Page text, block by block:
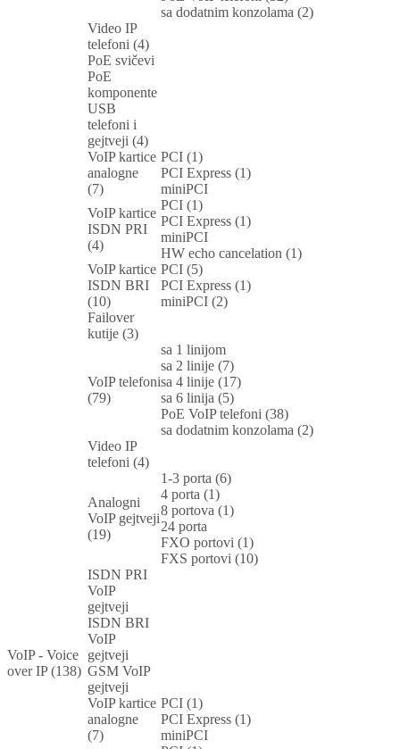
sa dodatnim konzolama (2)
Video IP
telefoni (4)
PoE svičevi
PoE
komponente
USB
telefoni i
gejtveji (4)
VoIP kartice
analogne
(7)
PCI (1)
PCI Express (1)
miniPCI
VoIP kartice
ISDN PRI
(4)
PCI (1)
PCI Express (1)
miniPCI
HW echo cancelation (1)
VoIP kartice
ISDN BRI
(10)
PCI (5)
PCI Express (1)
miniPCI (2)
Failover
kutije (3)
VoIP - Voice
over IP (138)
VoIP telefoni
(79)
sa 1 linijom
sa 2 linije (7)
sa 4 linije (17)
sa 6 linija (5)
PoE VoIP telefoni (38)
sa dodatnim konzolama (2)
Video IP
telefoni (4)
Analogni
VoIP gejtveji
(19)
1-3 porta (6)
4 porta (1)
8 portova (1)
24 porta
FXO portovi (1)
FXS portovi (10)
ISDN PRI
VoIP
gejtveji
ISDN BRI
VoIP
gejtveji
GSM VoIP
gejtveji
VoIP kartice
analogne
(7)
PCI (1)
PCI Express (1)
miniPCI